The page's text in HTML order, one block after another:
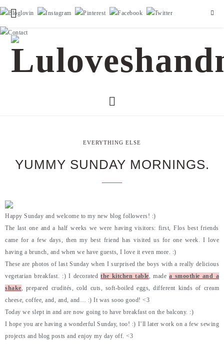
EVERYTHING ELSE
YUMMY SUNDAY MORNINGS.
Happy Sunday and welcome to my new blog followers! :)
The last one and a half weeks we were having visitors: first, Flos best friends
came for a few days, then my best friend has visited us for one week. I love
having a brunch, and when we have guests, I love it even more. :)
These are photos of last Sunday when I surprised the boys with a really delicious
vegetarian breakfast. :) I decoratedthe kitchen table, madea smoothie and a
shake, prepared crudités, cold cuts, soft-boiled eggs, different kinds of cream
cheese, coffee, and, and, and… :) It was sooo good! <3
Today we slept in and are now going to have breakfast on the balcony. :)
I hope you are having a wonderful Sunday, too! :) I’ll later work on a few sewing
projects and blog posts and enjoy my day off. <3